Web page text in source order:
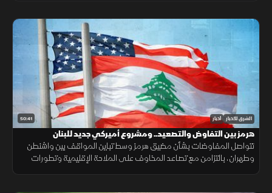
50:41 الشرق للأخبار أخبار
هرمز بين التفاوض والتصعيد.. ومشروع أميركي جديد للبنان
تتواصل المفاوضات بشأن مضيق هرمز وسط تباين المواقف بين واشنطن
وطهران، بالتزامن مع تصاعد المخاوف على الملاحة الإقليمية وتطورات